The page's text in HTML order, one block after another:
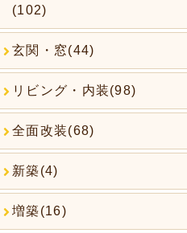
(102)
玄関・窓(44)
リビング・内装(98)
全面改装(68)
新築(4)
増築(16)